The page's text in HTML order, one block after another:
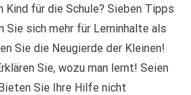
Kind für die Schule? Sieben Tipps
Sie sich mehr für Lerninhalte als
Sie die Neugierde der Kleinen!
Sie, wozu man lernt! Seien
Sie Ihre Hilfe nicht